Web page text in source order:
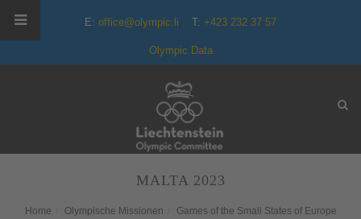
E: office@olympic.li T: +423 232 37 57
Olympic Data
MALTA 2023
Home Olympische Missionen
Games of the Small States of Europe